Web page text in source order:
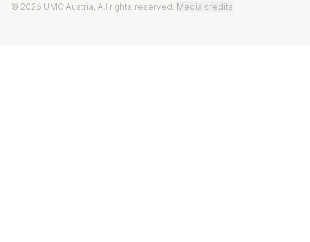
© 2026 UMC Austria, All rights reserved. Media credits